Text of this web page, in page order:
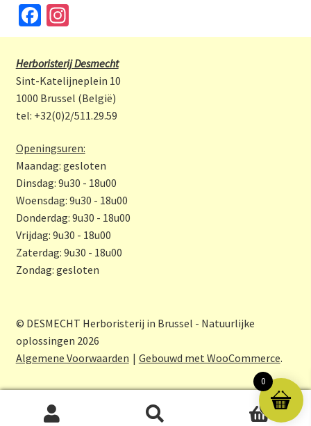
Fa
ce
b
o
o
k
In
st
a
gr
a
m
Herboristerij Desmecht
Sint-Katelijneplein 10
1000 Brussel (België)
tel: +32(0)2/511.29.59
Openingsuren:
Maandag: gesloten
Dinsdag: 9u30 - 18u00
Woensdag: 9u30 - 18u00
Donderdag: 9u30 - 18u00
Vrijdag: 9u30 - 18u00
Zaterdag: 9u30 - 18u00
Zondag: gesloten
© DESMECHT Herboristerij in Brussel - Natuurlijke
oplossingen 2026
Algemene Voorwaarden
Gebouwd met WooCommerce.
0